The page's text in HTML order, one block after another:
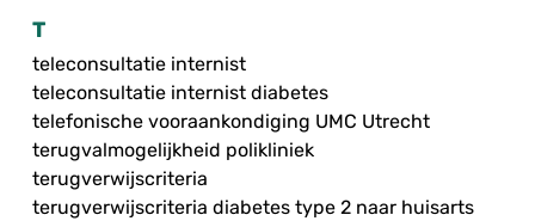
T
teleconsultatie internist
teleconsultatie internist diabetes
telefonische vooraankondiging UMC Utrecht
terugvalmogelijkheid polikliniek
terugverwijscriteria
terugverwijscriteria diabetes type 2 naar huisarts